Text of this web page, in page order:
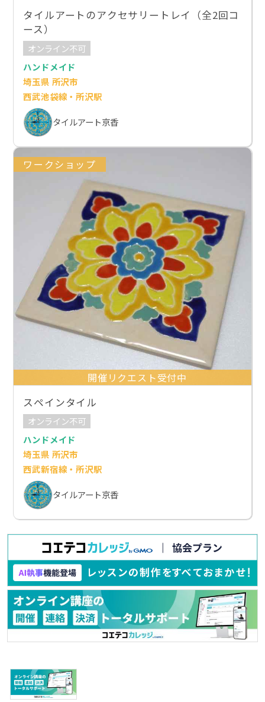
タイルアートのアクセサリートレイ（全2回コ
ース）
オンライン不可
ハンドメイド
埼玉県 所沢市
西武池袋線・所沢駅
タイルアート京香
ワークショップ
開催リクエスト受付中
スペインタイル
オンライン不可
ハンドメイド
埼玉県 所沢市
西武新宿線・所沢駅
タイルアート京香